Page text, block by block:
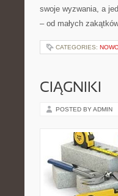
swoje wyzwania, a
– od małych
CATEGORIES:
CIĄGNIKI
POSTED BY ADMIN